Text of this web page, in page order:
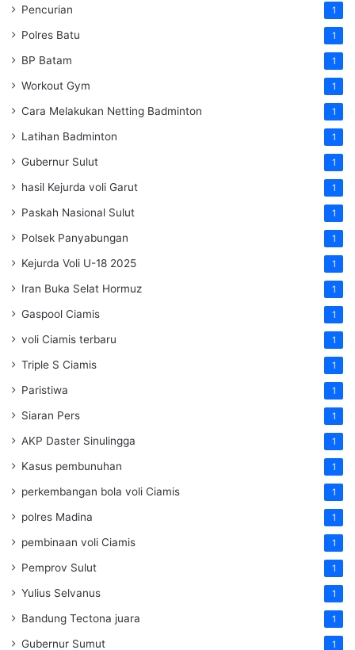
Pencurian 1
Polres Batu 1
BP Batam 1
Workout Gym 1
Cara Melakukan Netting Badminton 1
Latihan Badminton 1
Gubernur Sulut 1
hasil Kejurda voli Garut 1
Paskah Nasional Sulut 1
Polsek Panyabungan 1
Kejurda Voli U-18 2025 1
Iran Buka Selat Hormuz 1
Gaspool Ciamis 1
voli Ciamis terbaru 1
Triple S Ciamis 1
Paristiwa 1
Siaran Pers 1
AKP Daster Sinulingga 1
Kasus pembunuhan 1
perkembangan bola voli Ciamis 1
polres Madina 1
pembinaan voli Ciamis 1
Pemprov Sulut 1
Yulius Selvanus 1
Bandung Tectona juara 1
Gubernur Sumut 1